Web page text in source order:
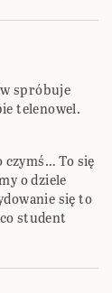
spróbuje
telenowel.
czymś… To się
o dziele
się to
student